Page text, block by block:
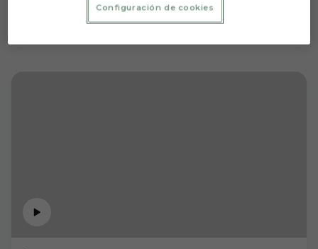
Configuración de cookies